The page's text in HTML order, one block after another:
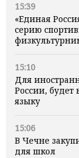
15:39
«Единая
серию
15:10
Для
России,
языку
15:06
В Чечне
для школ